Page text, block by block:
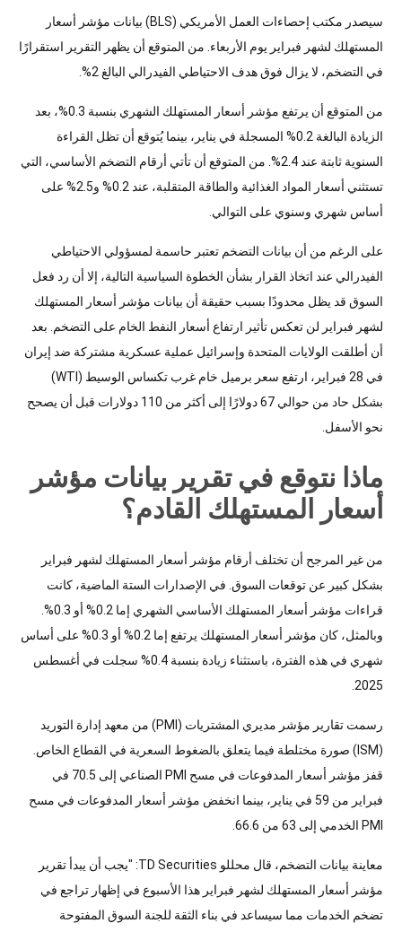
سيصدر مكتب إحصاءات العمل الأمريكي (BLS) بيانات مؤشر أسعار
المستهلك لشهر فبراير يوم الأربعاء. من المتوقع أن يظهر التقرير استقرارًا
في التضخم، لا يزال فوق هدف الاحتياطي الفيدرالي البالغ 2%.
من المتوقع أن يرتفع مؤشر أسعار المستهلك الشهري بنسبة 0.3%، بعد
الزيادة البالغة 0.2% المسجلة في يناير، بينما يُتوقع أن تظل القراءة
السنوية ثابتة عند 2.4%. من المتوقع أن تأتي أرقام التضخم الأساسي، التي
تستثني أسعار المواد الغذائية والطاقة المتقلبة، عند 0.2% و2.5% على
أساس شهري وسنوي على التوالي.
على الرغم من أن بيانات التضخم تعتبر حاسمة لمسؤولي الاحتياطي
الفيدرالي عند اتخاذ القرار بشأن الخطوة السياسية التالية، إلا أن رد فعل
السوق قد يظل محدودًا بسبب حقيقة أن بيانات مؤشر أسعار المستهلك
لشهر فبراير لن تعكس تأثير ارتفاع أسعار النفط الخام على التضخم. بعد
أن أطلقت الولايات المتحدة وإسرائيل عملية عسكرية مشتركة ضد إيران
في 28 فبراير، ارتفع سعر برميل خام غرب تكساس الوسيط (WTI)
بشكل حاد من حوالي 67 دولارًا إلى أكثر من 110 دولارات قبل أن يصحح
نحو الأسفل.
ماذا نتوقع في تقرير بيانات مؤشر
أسعار المستهلك القادم؟
من غير المرجح أن تختلف أرقام مؤشر أسعار المستهلك لشهر فبراير
بشكل كبير عن توقعات السوق. في الإصدارات الستة الماضية، كانت
قراءات مؤشر أسعار المستهلك الأساسي الشهري إما 0.2% أو 0.3%.
وبالمثل، كان مؤشر أسعار المستهلك يرتفع إما 0.2% أو 0.3% على أساس
شهري في هذه الفترة، باستثناء زيادة بنسبة 0.4% سجلت في أغسطس
2025.
رسمت تقارير مؤشر مديري المشتريات (PMI) من معهد إدارة التوريد
(ISM) صورة مختلطة فيما يتعلق بالضغوط السعرية في القطاع الخاص.
قفز مؤشر أسعار المدفوعات في مسح PMI الصناعي إلى 70.5 في
فبراير من 59 في يناير، بينما انخفض مؤشر أسعار المدفوعات في مسح
PMI الخدمي إلى 63 من 66.6.
معاينة بيانات التضخم، قال محللو TD Securities: "يجب أن يبدأ تقرير
مؤشر أسعار المستهلك لشهر فبراير هذا الأسبوع في إظهار تراجع في
تضخم الخدمات مما سيساعد في بناء الثقة للجنة السوق المفتوحة